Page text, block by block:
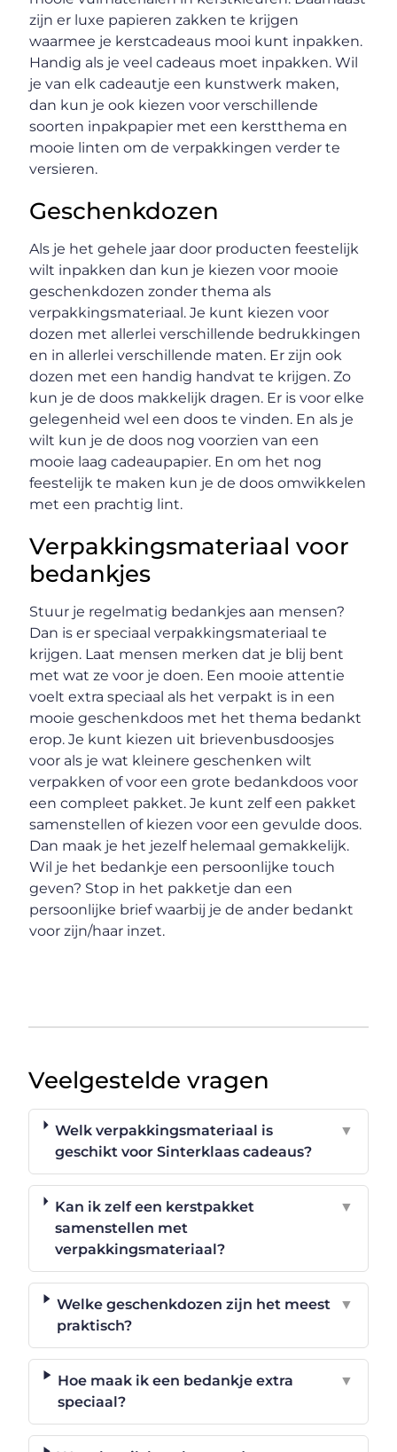
zijn er luxe papieren zakken te krijgen
waarmee je kerstcadeaus mooi kunt inpakken.
Handig als je veel cadeaus moet inpakken. Wil
je van elk cadeautje een kunstwerk maken,
dan kun je ook kiezen voor verschillende
soorten inpakpapier met een kerstthema en
mooie linten om de verpakkingen verder te
versieren.
Geschenkdozen
Als je het gehele jaar door producten feestelijk
wilt inpakken dan kun je kiezen voor mooie
geschenkdozen zonder thema als
verpakkingsmateriaal. Je kunt kiezen voor
dozen met allerlei verschillende bedrukkingen
en in allerlei verschillende maten. Er zijn ook
dozen met een handig handvat te krijgen. Zo
kun je de doos makkelijk dragen. Er is voor elke
gelegenheid wel een doos te vinden. En als je
wilt kun je de doos nog voorzien van een
mooie laag cadeaupapier. En om het nog
feestelijk te maken kun je de doos omwikkelen
met een prachtig lint.
Verpakkingsmateriaal voor
bedankjes
Stuur je regelmatig bedankjes aan mensen?
Dan is er speciaal verpakkingsmateriaal te
krijgen. Laat mensen merken dat je blij bent
met wat ze voor je doen. Een mooie attentie
voelt extra speciaal als het verpakt is in een
mooie geschenkdoos met het thema bedankt
erop. Je kunt kiezen uit brievenbusdoosjes
voor als je wat kleinere geschenken wilt
verpakken of voor een grote bedankdoos voor
een compleet pakket. Je kunt zelf een pakket
samenstellen of kiezen voor een gevulde doos.
Dan maak je het jezelf helemaal gemakkelijk.
Wil je het bedankje een persoonlijke touch
geven? Stop in het pakketje dan een
persoonlijke brief waarbij je de ander bedankt
voor zijn/haar inzet.
Veelgestelde vragen
Welk verpakkingsmateriaal is
geschikt voor Sinterklaas cadeaus?
▼
Kan ik zelf een kerstpakket
samenstellen met
verpakkingsmateriaal?
▼
Welke geschenkdozen zijn het meest
praktisch?
▼
Hoe maak ik een bedankje extra
speciaal?
▼